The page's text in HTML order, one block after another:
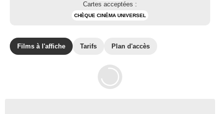
Cartes acceptées :
CHÈQUE CINÉMA UNIVERSEL
Films à l'affiche Tarifs Plan d'accès